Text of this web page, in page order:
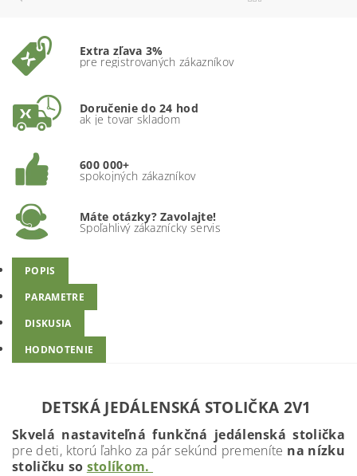
Extra zľava 3%
pre registrovaných zákazníkov
Doručenie do 24 hod
ak je tovar skladom
600 000+
spokojných zákazníkov
Máte otázky? Zavolajte!
Spoľahlivý zákaznícky servis
POPIS
PARAMETRE
DISKUSIA
HODNOTENIE
DETSKÁ JEDÁLENSKÁ STOLIČKA 2V1
Skvelá nastaviteľná funkčná jedálenská stolička
pre deti, ktorú ľahko za pár sekúnd premeníte na nízku
stoličku so stolíkom.